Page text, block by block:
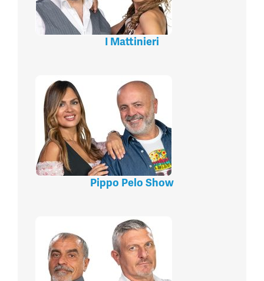
I Mattinieri
Pippo Pelo Show